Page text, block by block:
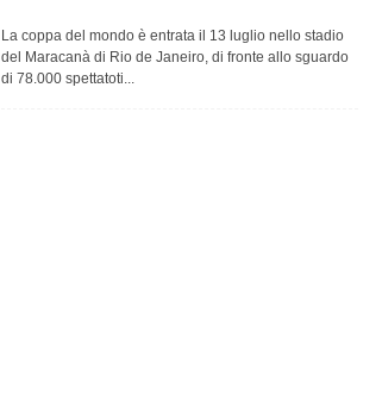
La coppa del mondo è entrata il 13 luglio nello stadio
del Maracanà di Rio de Janeiro, di fronte allo sguardo
di 78.000 spettatoti...